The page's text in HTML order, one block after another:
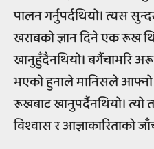
पालन गर्नुपर्दथियो। त्यस
खराबको ज्ञान दिने एक रूख
खानुहुँदैनथियो। बगैंचाभरि
भएको हुनाले मानिसले
रूखबाट खानुपर्दैनथियो। त्यो
विश्वास र आज्ञाकारिताको